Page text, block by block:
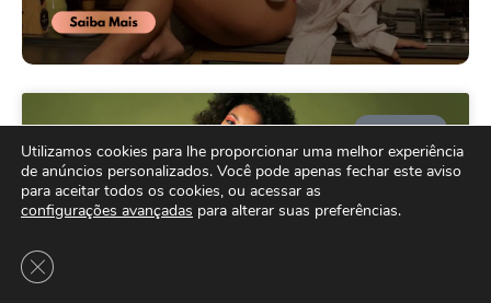
MAIS LIDO
Utilizamos cookies para lhe proporcionar uma melhor experiência
de anúncios personalizados. Você pode apenas fechar este aviso
para aceitar todos os cookies, ou acessar as
configurações avançadas para alterar suas preferências.
Close GDPR Cookie Banner